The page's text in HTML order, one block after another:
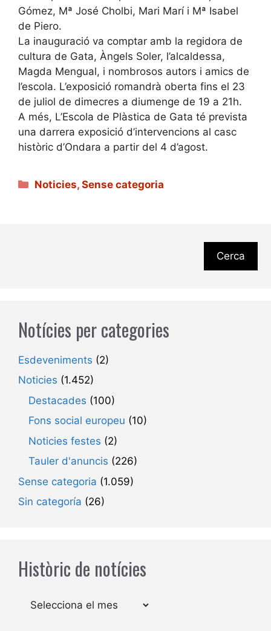
Gómez, Mª José Cholbi, Mari Marí i Mª Isabel
de Piero.
La inauguració va comptar amb la regidora de
cultura de Gata, Àngels Soler, l’alcaldessa,
Magda Mengual, i nombrosos autors i amics de
l’escola. L’exposició romandrà oberta fins el 23
de juliol de dimecres a diumenge de 19 a 21h.
A més, L’Escola de Plàstica de Gata té prevista
una darrera exposició d’intervencions al casc
històric d’Ondara a partir del 4 d’agost.
Categories
Noticies,Sense categoria
Cerca
Notícies per categories
Esdeveniments (2)
Noticies (1.452)
Destacades (100)
Fons social europeu (10)
Noticies festes (2)
Tauler d'anuncis (226)
Sense categoria (1.059)
Sin categoría (26)
Històric de notícies
Arxius